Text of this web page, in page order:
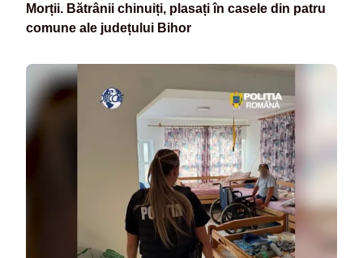
Morții. Bătrânii chinuiți, plasați în casele din patru
comune ale județului Bihor